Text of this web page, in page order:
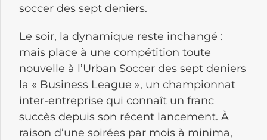
soccer des sept deniers.
Le soir, la dynamique reste inchangé :
mais place à une compétition toute
nouvelle à l’Urban Soccer des sept deniers
la « Business League », un championnat
inter-entreprise qui connaît un franc
succès depuis son récent lancement. À
raison d’une soirées par mois à minima,